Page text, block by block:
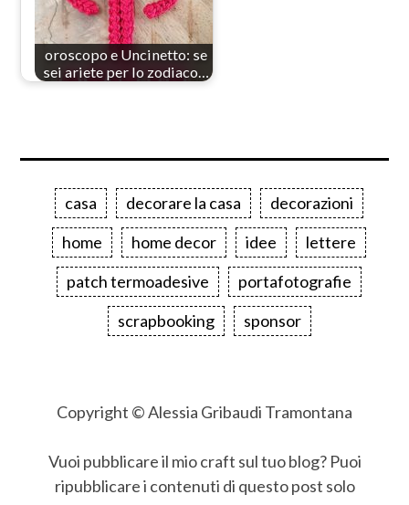
oroscopo e Uncinetto: se
sei ariete per lo zodiaco…
casa decorare la casa
decorazioni
home
home decor idee
lettere
patch termoadesive
portafotografie
scrapbooking
sponsor
Copyright © Alessia Gribaudi Tramontana
Vuoi pubblicare il mio craft sul tuo blog? Puoi
ripubblicare i contenuti di questo post solo